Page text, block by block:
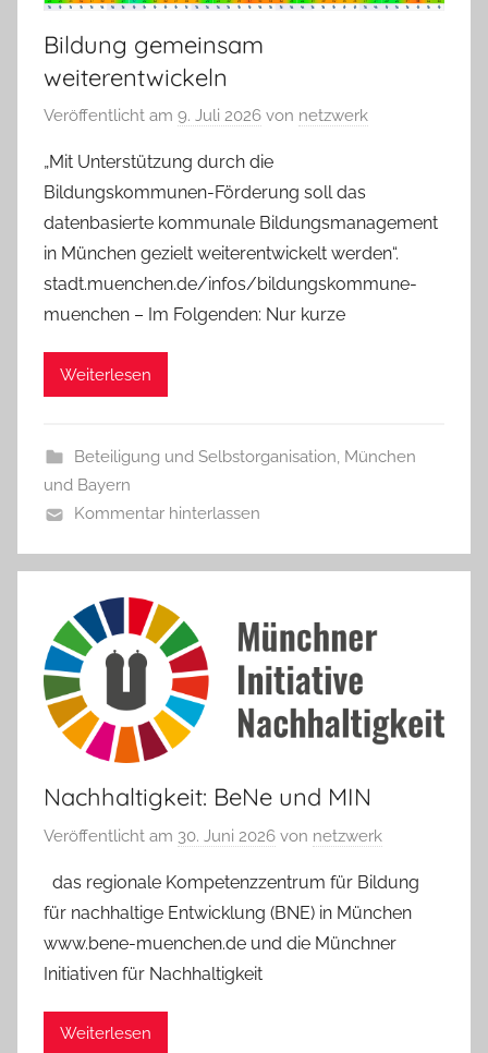
Bildung gemeinsam
weiterentwickeln
Veröffentlicht am 9. Juli 2026 von netzwerk
„Mit Unterstützung durch die
Bildungskommunen-Förderung soll das
datenbasierte kommunale Bildungsmanagement
in München gezielt weiterentwickelt werden“.
stadt.muenchen.de/infos/bildungskommune-
muenchen – Im Folgenden: Nur kurze
Weiterlesen
Beteiligung und Selbstorganisation, München
und Bayern
Kommentar hinterlassen
Nachhaltigkeit: BeNe und MIN
Veröffentlicht am 30. Juni 2026 von netzwerk
das regionale Kompetenzzentrum für Bildung
für nachhaltige Entwicklung (BNE) in München
www.bene-muenchen.de und die Münchner
Initiativen für Nachhaltigkeit
Weiterlesen